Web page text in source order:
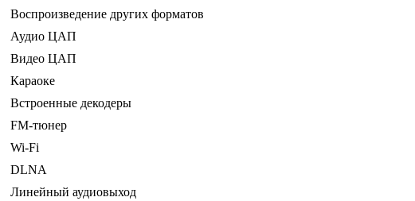
Воспроизведение других форматов
Аудио ЦАП
Видео ЦАП
Караоке
Встроенные декодеры
FM-тюнер
Wi-Fi
DLNA
Линейный аудиовыход